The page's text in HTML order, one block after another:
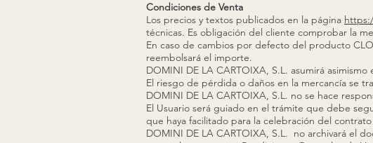
Condiciones de Venta
Los precios y textos publicados en la página
técnicas. Es obligación del cliente comprobar la
En caso de cambios por defecto del producto
reembolsará el importe.
DOMINI DE LA CARTOIXA, S.L. asumirá
El riesgo de pérdida o daños en la mercancía se
DOMINI DE LA CARTOIXA, S.L. no se hace
El Usuario será guiado en el trámite que debe
que haya facilitado para la celebración del
DOMINI DE LA CARTOIXA, S.L. no archivará el